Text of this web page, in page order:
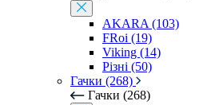
AKARA (103)
FRoi (19)
Viking (14)
Різні (50)
Гачки (268)
Гачки (268)